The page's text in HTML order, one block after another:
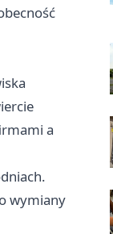
a
wymiany